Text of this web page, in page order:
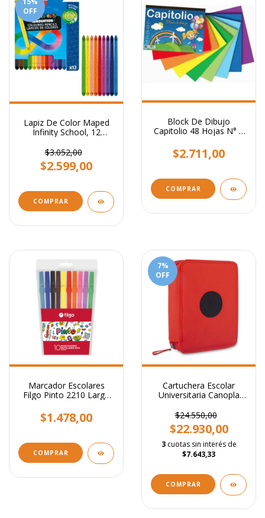
OFF
Lapiz De Color Maped
Infinity School, 12
$3.052,00
$2.599,00
Block De Dibujo
Capitolio 48 Hojas N° 5
$2.711,00
Marcador Escolares
Filgo Pinto 2210 Largo
$1.478,00
7%
OFF
Cartuchera Escolar
Universitaria Canopla
$24.550,00
$22.930,00
3 cuotas sin interés de
$7.643,33
COMPRAR